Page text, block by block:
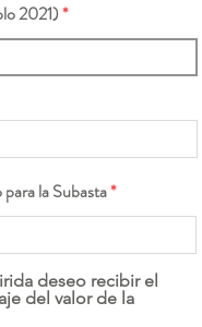
2021)
la Subasta
deseo recibir el
del valor de la